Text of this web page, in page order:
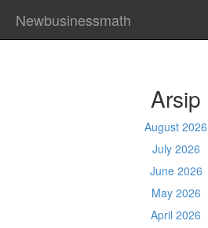
Newbusinessmath
Arsip
August 2026
July 2026
June 2026
May 2026
April 2026